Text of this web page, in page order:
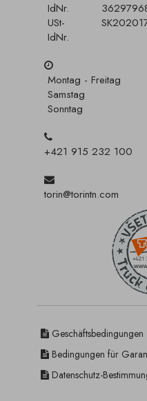
IdNr.
USt-
IdNr.
Montag - Freitag
Samstag
Sonntag
+421 915 232 100
torin@torintn.com
Geschäftsbedingungen
Bedingungen für
Datenschutz-